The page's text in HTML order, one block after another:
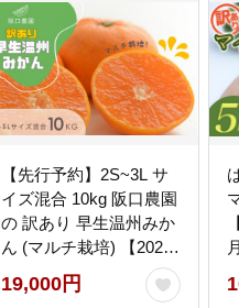
【先行予約】2S~3L サ
イズ混合 10kg 阪口農園
の 訳あり 早生温州みか
ん (マルチ栽培) 【2026
年12月中旬から順次発
送】 / みかん 蜜柑 先行
19,000円